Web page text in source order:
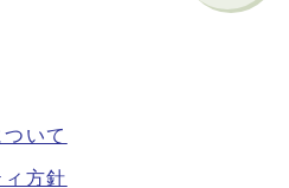
いて
方針